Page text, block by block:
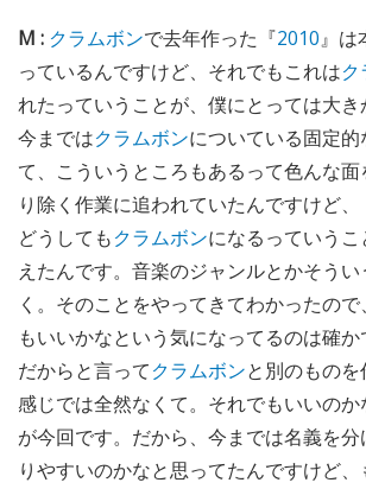
M : クラムボンで去年作った『2010』は
っているんですけど、それでもこれは
れたっていうことが、僕にとっては大き
今まではクラムボンについている固定
て、こういうところもあるって色んな
り除く作業に追われていたんですけど、
どうしてもクラムボンになるっていう
えたんです。音楽のジャンルとかそう
く。そのことをやってきてわかったの
もいいかなという気になってるのは確
だからと言ってクラムボンと別のもの
感じでは全然なくて。それでもいいの
が今回です。だから、今までは名義を
りやすいのかなと思ってたんですけど